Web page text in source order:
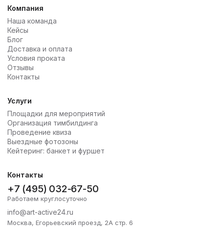
Компания
Наша команда
Кейсы
Блог
Доставка и оплата
Условия проката
Отзывы
Контакты
Услуги
Площадки для мероприятий
Организация тимбилдинга
Проведение квиза
Выездные фотозоны
Кейтеринг: банкет и фуршет
Контакты
+7 (495) 032-67-50
Работаем круглосуточно
info@art-active24.ru
Москва, Егорьевский проезд, 2А стр. 6